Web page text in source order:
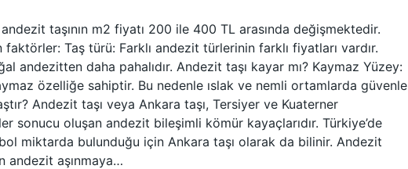
taşının m2 fiyatı 200 ile 400 TL arasında değişmektedir.
faktörler: Taş türü: Farklı andezit türlerinin farklı fiyatları vardır.
andezitten daha pahalıdır. Andezit taşı kayar mı? Kaymaz Yüzey:
özelliğe sahiptir. Bu nedenle ıslak ve nemli ortamlarda güvenle
Andezit taşı veya Ankara taşı, Tersiyer ve Kuaterner
sonucu oluşan andezit bileşimli kömür kayaçlarıdır. Türkiye’de
bol miktarda bulunduğu için Ankara taşı olarak da bilinir. Andezit
andezit aşınmaya…